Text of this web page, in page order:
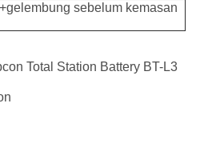
sebelum kemasan
Total Station Battery BT-L3